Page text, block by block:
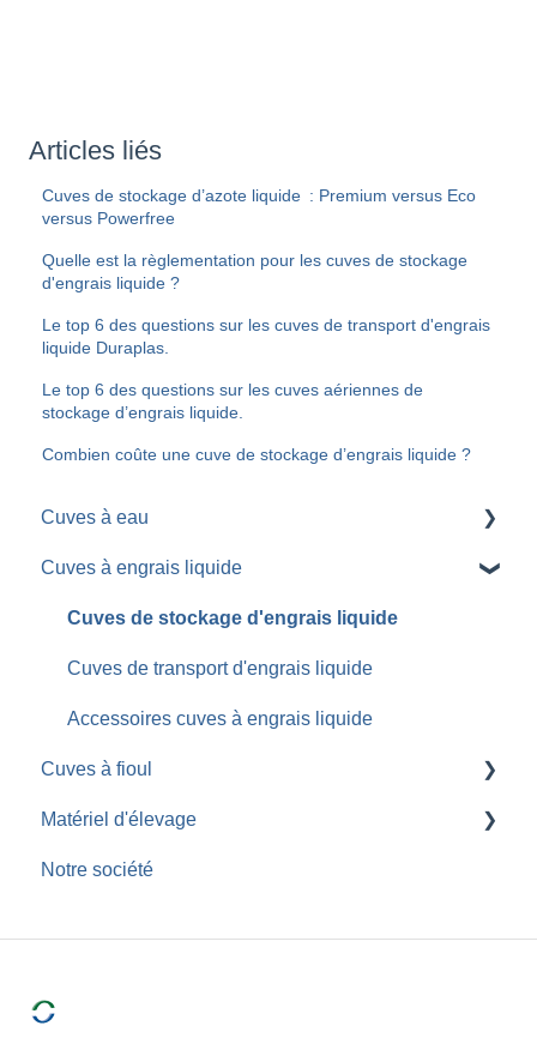
Articles liés
Cuves de stockage d’azote liquide : Premium versus Eco
versus Powerfree
Quelle est la règlementation pour les cuves de stockage
d'engrais liquide ?
Le top 6 des questions sur les cuves de transport d'engrais
liquide Duraplas.
Le top 6 des questions sur les cuves aériennes de
stockage d’engrais liquide.
Combien coûte une cuve de stockage d’engrais liquide ?
Cuves à eau
Cuves de stockage d'eau
Cuves de transport d'eau
Tonnes à eau
Groupes d'arrosage
Cuves à eau enterrées
Cuves à engrais liquide
Cuves de stockage d'engrais liquide
Cuves de transport d'engrais liquide
Accessoires cuves à engrais liquide
Cuves à fioul
Cuves de stockage fioul
Cuves de transport fioul
Matériel d'élevage
Barrières de contention
Notre société